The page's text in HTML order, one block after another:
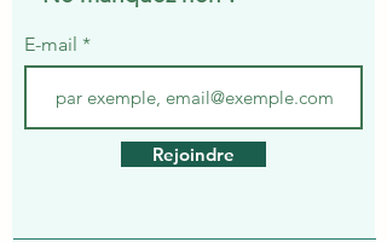
E-mail
Rejoindre